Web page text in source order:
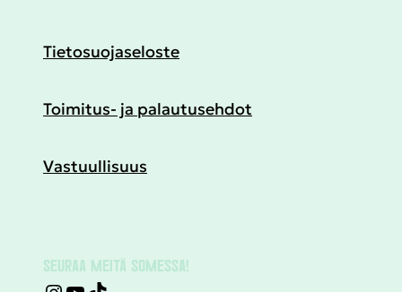
Tietosuojaseloste
Toimitus- ja palautusehdot
Vastuullisuus
SEURAA MEITÄ SOMESSA!